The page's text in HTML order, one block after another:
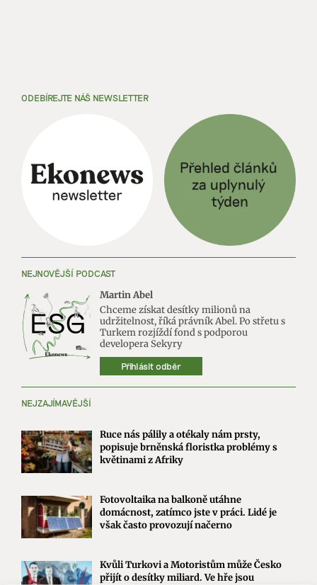
ODEBÍREJTE NÁŠ NEWSLETTER
NEJNOVĚJŠÍ PODCAST
Martin Abel
Chceme získat desítky milionů na
udržitelnost, říká právník Abel. Po střetu s
Turkem rozjíždí fond s podporou
developera Sekyry
Přihlásit odběr
NEJZAJÍMAVĚJŠÍ
Ruce nás pálily a otékaly nám prsty,
popisuje brněnská floristka problémy s
květinami z Afriky
Fotovoltaika na balkoně utáhne
domácnost, zatímco jste v práci. Lidé je
však často provozují načerno
Kvůli Turkovi a Motoristům může Česko
přijít o desítky miliard. Ve hře jsou